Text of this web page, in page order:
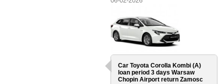
Car Toyota Corolla Kombi (A)
loan period 3 daysWarsaw
Chopin Airport return Zamosc